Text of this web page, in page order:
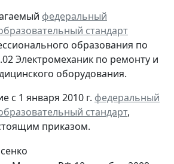
федеральный
стандарт
образования по
Электромеханик по ремонту и
оборудования.
с 1 января 2010 г. федеральный
стандарт,
приказом.